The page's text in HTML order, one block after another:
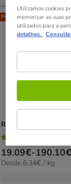
Pack Poupança
Royal Canin
4.6
estrelas
com
Preço
de
19.09€-190.10€
6.34€
Desde 6.34€ / kg
Utilizamos cookies
memorizar as suas
utilizados para a
detalhes.